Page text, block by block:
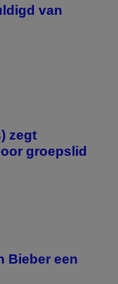
van
zegt
groepslid
Bieber een